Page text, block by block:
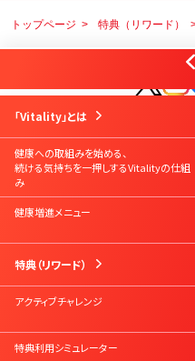
トップページ 特典（リワード）
はじめての方
オフ
「Vitality」とは
健康への取組みを始める、
続ける気持ちを一押しするVitalityの仕組
み
健康増進メニュー
特典（リワード）
アクティブチャレンジ
特典利用シミュレーター